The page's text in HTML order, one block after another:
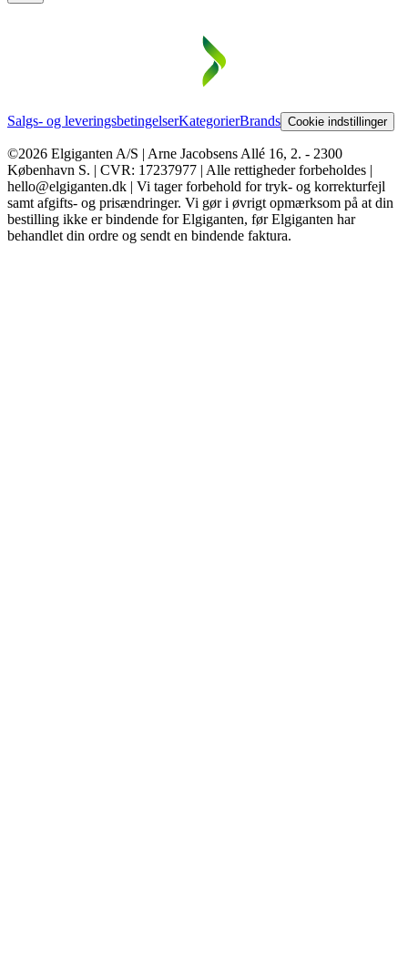
Salgs- og leveringsbetingelserKategorierBrands Cookie indstillinger
©2026 Elgiganten A/S | Arne Jacobsens Allé 16, 2. - 2300
København S. | CVR: 17237977 | Alle rettigheder forbeholdes |
hello@elgiganten.dk | Vi tager forbehold for tryk- og korrekturfejl
samt afgifts- og prisændringer. Vi gør i øvrigt opmærksom på at din
bestilling ikke er bindende for Elgiganten, før Elgiganten har
behandlet din ordre og sendt en bindende faktura.